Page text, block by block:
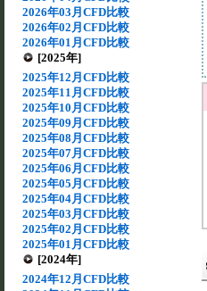
2026年03月CFD比較
2026年02月CFD比較
2026年01月CFD比較
[2025年]
2025年12月CFD比較
2025年11月CFD比較
2025年10月CFD比較
2025年09月CFD比較
2025年08月CFD比較
2025年07月CFD比較
2025年06月CFD比較
2025年05月CFD比較
2025年04月CFD比較
2025年03月CFD比較
2025年02月CFD比較
2025年01月CFD比較
[2024年]
2024年12月CFD比較